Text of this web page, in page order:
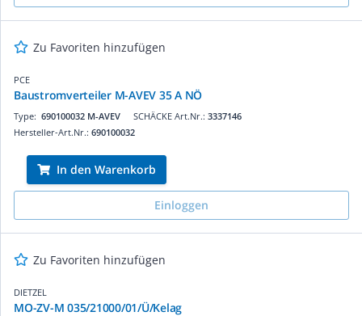
Zu Favoriten hinzufügen
PCE
Baustromverteiler M-AVEV 35 A NÖ
SCHÄCKE Art.Nr.: 3337146
Type: 690100032 M-AVEV
Hersteller-Art.Nr.: 690100032
In den Warenkorb
Einloggen
Zu Favoriten hinzufügen
DIETZEL
MO-ZV-M 035/21000/01/Ü/Kelag